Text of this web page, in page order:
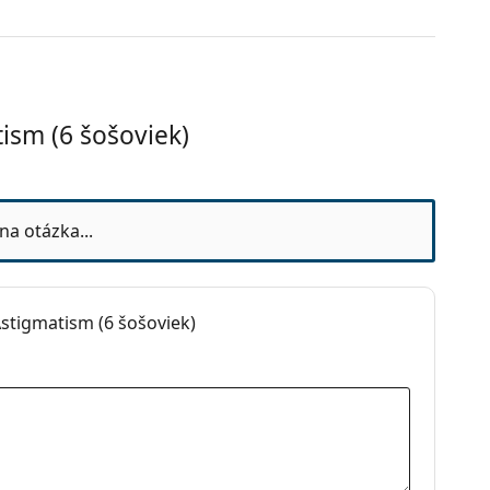
(6 šošoviek)
otázka...
(6 šošoviek)